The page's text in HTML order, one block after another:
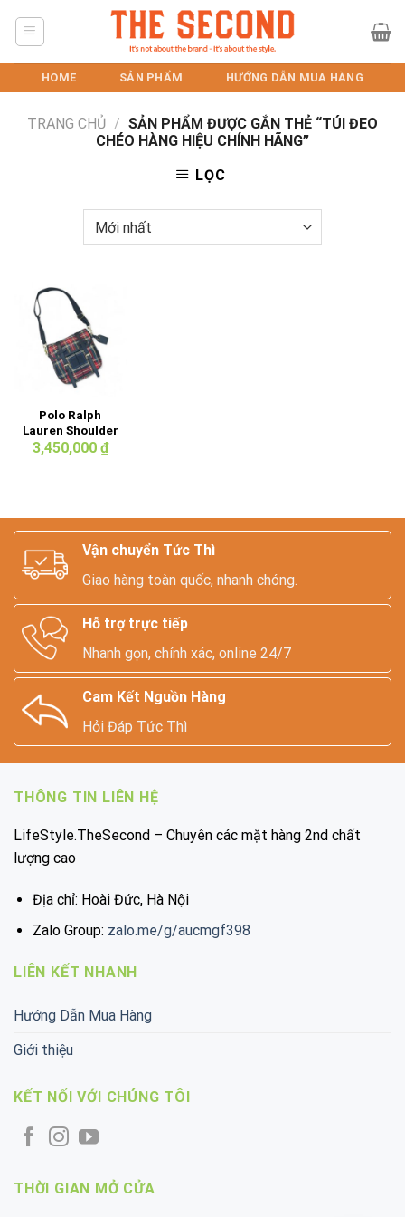
HOME SẢN PHẨM HƯỚNG DẪN MUA HÀNG
TRANG CHỦ / SẢN PHẨM ĐƯỢC GẮN THẺ “TÚI ĐEO
CHÉO HÀNG HIỆU CHÍNH HÃNG”
LỌC
Polo Ralph
Lauren Shoulder
Bag
3,450,000 ₫
Vận chuyển Tức Thì
Giao hàng toàn quốc, nhanh chóng.
Hỗ trợ trực tiếp
Nhanh gọn, chính xác, online 24/7
Cam Kết Nguồn Hàng
Hỏi Đáp Tức Thì
THÔNG TIN LIÊN HỆ
LifeStyle.TheSecond – Chuyên các mặt hàng 2nd chất
lượng cao
Địa chỉ: Hoài Đức, Hà Nội
Zalo Group: zalo.me/g/aucmgf398
LIÊN KẾT NHANH
Hướng Dẫn Mua Hàng
Giới thiệu
KẾT NỐI VỚI CHÚNG TÔI
THỜI GIAN MỞ CỬA